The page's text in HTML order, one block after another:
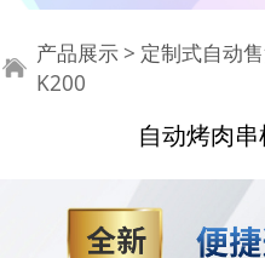
自动烤肉
产品展示 > 定制式自动
K200
自动烤肉